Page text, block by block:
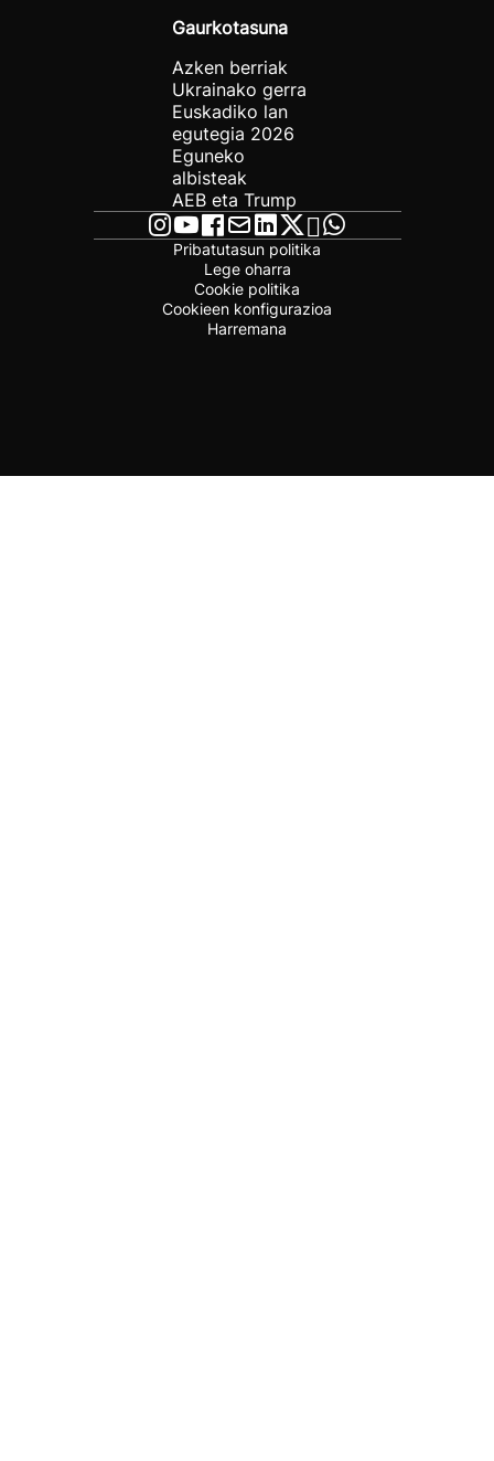
Gaurkotasuna
Azken berriak
Ukrainako gerra
Euskadiko lan
egutegia 2026
Eguneko
albisteak
AEB eta Trump
Pribatutasun politika
Lege oharra
Cookie politika
Cookieen konfigurazioa
Harremana